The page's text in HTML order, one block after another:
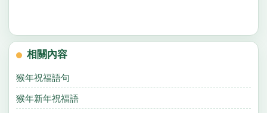
相關內容
猴年祝福語句
猴年新年祝福語